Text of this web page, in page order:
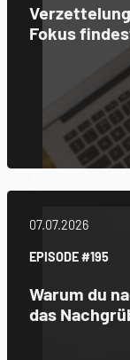
Fokus
07.07.2026
EPISODE #195
Warum du
das